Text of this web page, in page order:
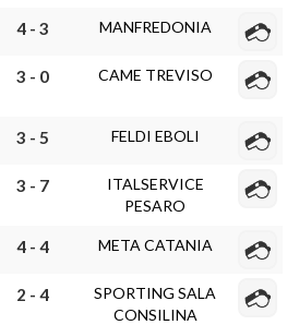
4 - 3 MANFREDONIA
3 - 0 CAME TREVISO
3 - 5 FELDI EBOLI
3 - 7
ITALSERVICE
PESARO
4 - 4 META CATANIA
2 - 4
SPORTING SALA
CONSILINA